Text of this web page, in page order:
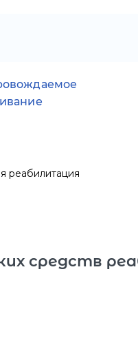
реабилитация
средств